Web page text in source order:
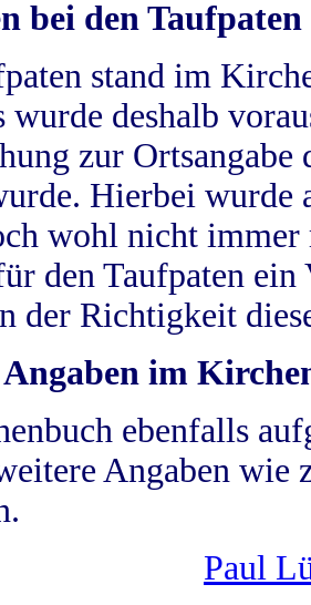
bei den Taufpaten
stand im
deshalb
zur
Hierbei wurde
wohl nicht
den Taufpaten
der Richtigkeit
im
ebenfalls
Angaben wie
Paul